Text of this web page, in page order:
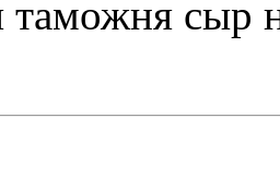
таможня сыр